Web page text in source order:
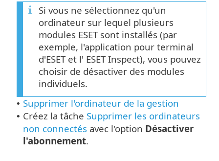
Si vous ne sélectionnez qu'un
ordinateur sur lequel plusieurs
modules ESET sont installés (par
exemple, l'application pour terminal
d'ESET et l' ESET Inspect), vous pouvez
choisir de désactiver des modules
individuels.
• Supprimer l'ordinateur de la gestion
• Créez la tâche Supprimer les ordinateurs
non connectés avec l'option Désactiver
l'abonnement.